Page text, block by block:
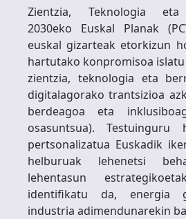
Zientzia, Teknologia eta
2030eko Euskal Planak
euskal gizarteak etorkizun
hartutako konpromisoa
zientzia, teknologia eta
digitalagorako trantsizioa
berdeagoa eta
osasuntsua). Testuinguru
pertsonalizatua Euskadik
helburuak lehenetsi
lehentasun
identifikatu da, energia
industria adimendunarekin